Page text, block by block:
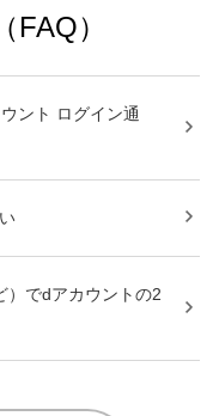
）
ント ログイン通
）でdアカウントの2